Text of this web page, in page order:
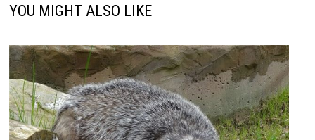
YOU MIGHT ALSO LIKE